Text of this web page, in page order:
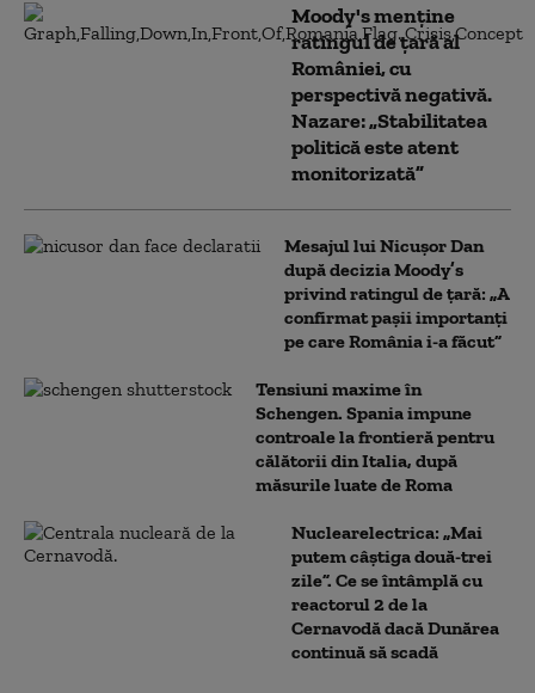
Moody's menține
ratingul de țară al
României, cu
perspectivă negativă.
Nazare: „Stabilitatea
politică este atent
monitorizată”
Mesajul lui Nicușor Dan
după decizia Moody’s
privind ratingul de țară: „A
confirmat pașii importanți
pe care România i-a făcut”
Tensiuni maxime în
Schengen. Spania impune
controale la frontieră pentru
călătorii din Italia, după
măsurile luate de Roma
Nuclearelectrica: „Mai
putem câștiga două-trei
zile”. Ce se întâmplă cu
reactorul 2 de la
Cernavodă dacă Dunărea
continuă să scadă